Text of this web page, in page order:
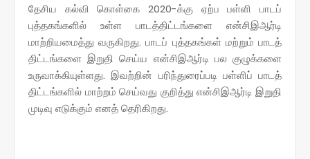
தேசிய கல்வி கொள்கை 2020-க்கு ஏற்ப பள்ளி பாடப்
புத்தகங்களில் உள்ள பாடத்திட்டங்களை என்சிஇஆர்டி
மாற்றியமைத்து வருகிறது. பாடப் புத்தகங்கள் மற்றும் பாடத்
திட்டங்களை இறுதி செய்ய என்சிஇஆர்டி பல குழுக்களை
உருவாக்கியுள்ளது. இவற்றின் பரிந்துரைப்படி பள்ளிப் பாடத்
திட்டங்களில் மாற்றம் செய்வது குறித்து என்சிஇஆர்டி இறுதி
முடிவு எடுக்கும் எனத் தெரிகிறது.